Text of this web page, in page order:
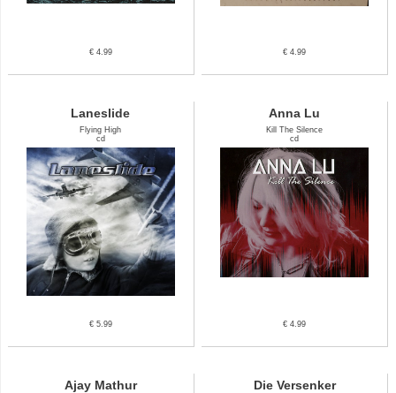
€ 4.99 € 4.99
Laneslide
Flying High
cd
€ 5.99
Anna Lu
Kill The Silence
cd
€ 4.99
Ajay Mathur Die Versenker